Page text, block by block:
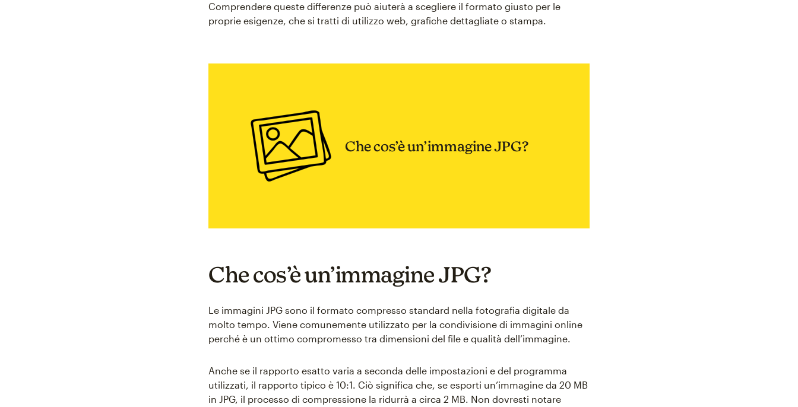
Comprendere queste differenze può aiuterà a scegliere il formato giusto per le
proprie esigenze, che si tratti di utilizzo web, grafiche dettagliate o stampa.
Che cos’è un’immagine JPG?
Che cos’è un’immagine JPG?
Le immagini JPG sono il formato compresso standard nella fotografia digitale da
molto tempo. Viene comunemente utilizzato per la condivisione di immagini online
perché è un ottimo compromesso tra dimensioni del file e qualità dell’immagine.
Anche se il rapporto esatto varia a seconda delle impostazioni e del programma
utilizzati, il rapporto tipico è 10:1. Ciò significa che, se esporti un’immagine da 20 MB
in JPG, il processo di compressione la ridurrà a circa 2 MB. Non dovresti notare